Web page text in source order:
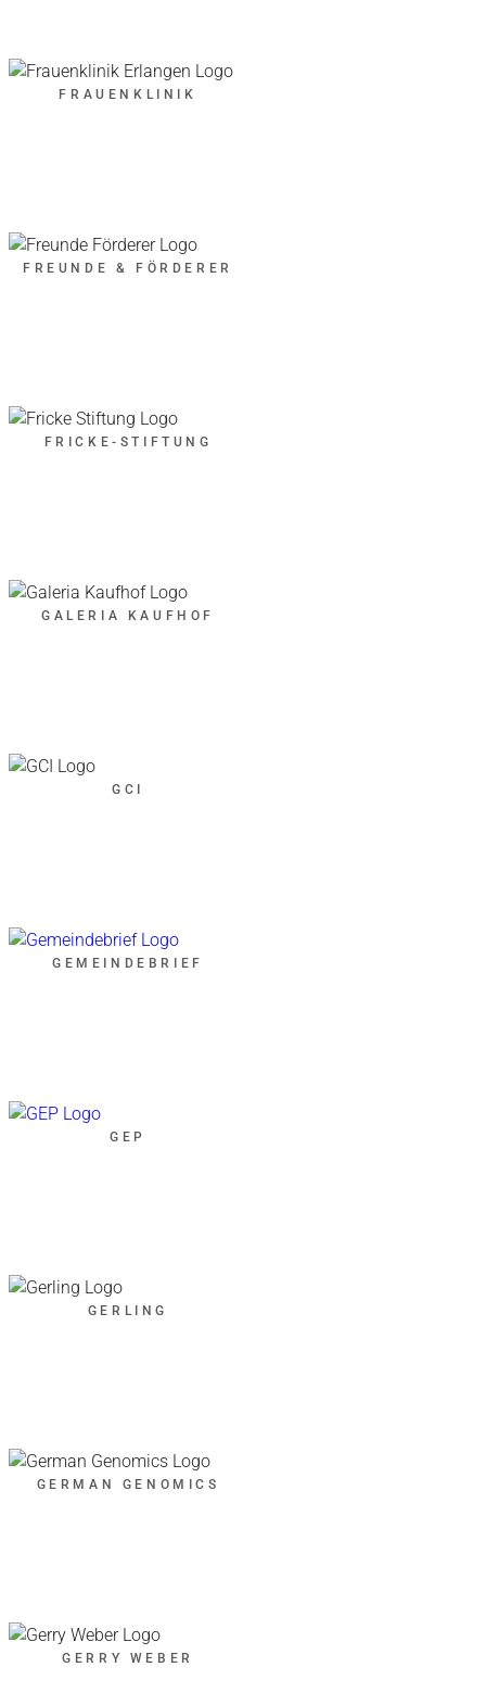
FRAUENKLINIK
FREUNDE & FÖRDERER
FRICKE-STIFTUNG
GALERIA KAUFHOF
GCI
GEMEINDEBRIEF
GEP
GERLING
GERMAN GENOMICS
GERRY WEBER